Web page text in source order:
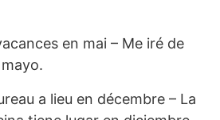
en mai – Me iré de
a lieu en décembre – La